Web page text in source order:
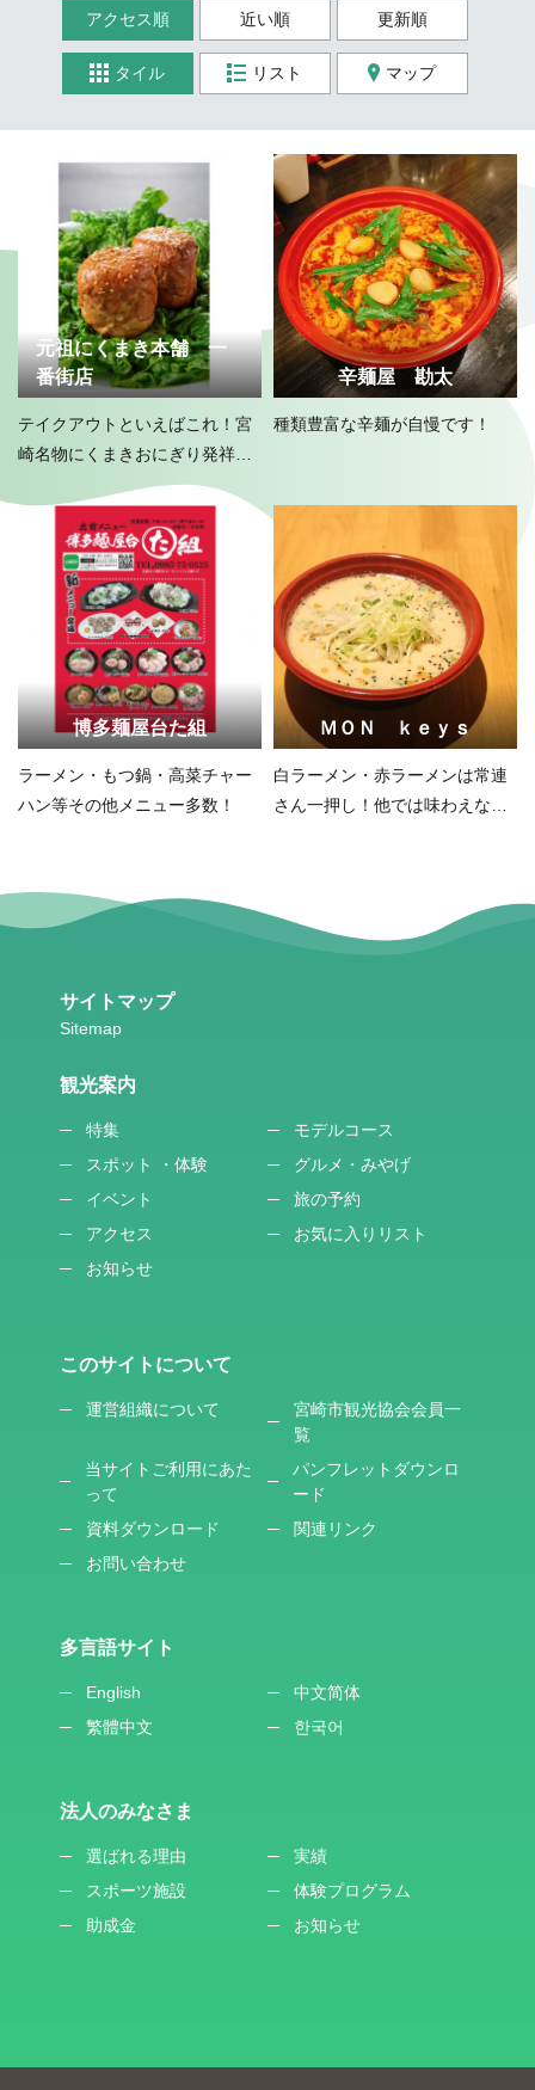
アクセス順 近い順 更新順
タイル リスト マップ
元祖にくまき本舗 一
番街店
テイクアウトといえばこれ！宮
崎名物にくまきおにぎり発祥の
辛麺屋 勘太
種類豊富な辛麺が自慢です！
博多麺屋台た組
ラーメン・もつ鍋・高菜チャー
ハン等その他メニュー多数！
ＭＯＮ ｋｅｙｓ
白ラーメン・赤ラーメンは常連
さん一押し！他では味わえない
サイトマップ
観光案内
特集
モデルコース
スポット ・体験
グルメ・みやげ
イベント
旅の予約
アクセス
お気に入りリスト
お知らせ
このサイトについて
運営組織について
宮崎市観光協会会員一
覧
当サイトご利用にあた
って
パンフレットダウンロ
ード
資料ダウンロード
関連リンク
お問い合わせ
多言語サイト
English
中文简体
繁體中文
한국어
法人のみなさま
選ばれる理由
実績
スポーツ施設
体験プログラム
助成金
お知らせ